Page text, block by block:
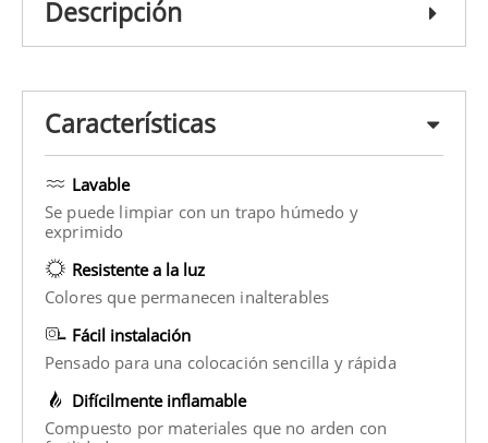
Descripción
Características
Lavable
Se puede limpiar con un trapo húmedo y
exprimido
Resistente a la luz
Colores que permanecen inalterables
Fácil instalación
Pensado para una colocación sencilla y rápida
Difícilmente inflamable
Compuesto por materiales que no arden con